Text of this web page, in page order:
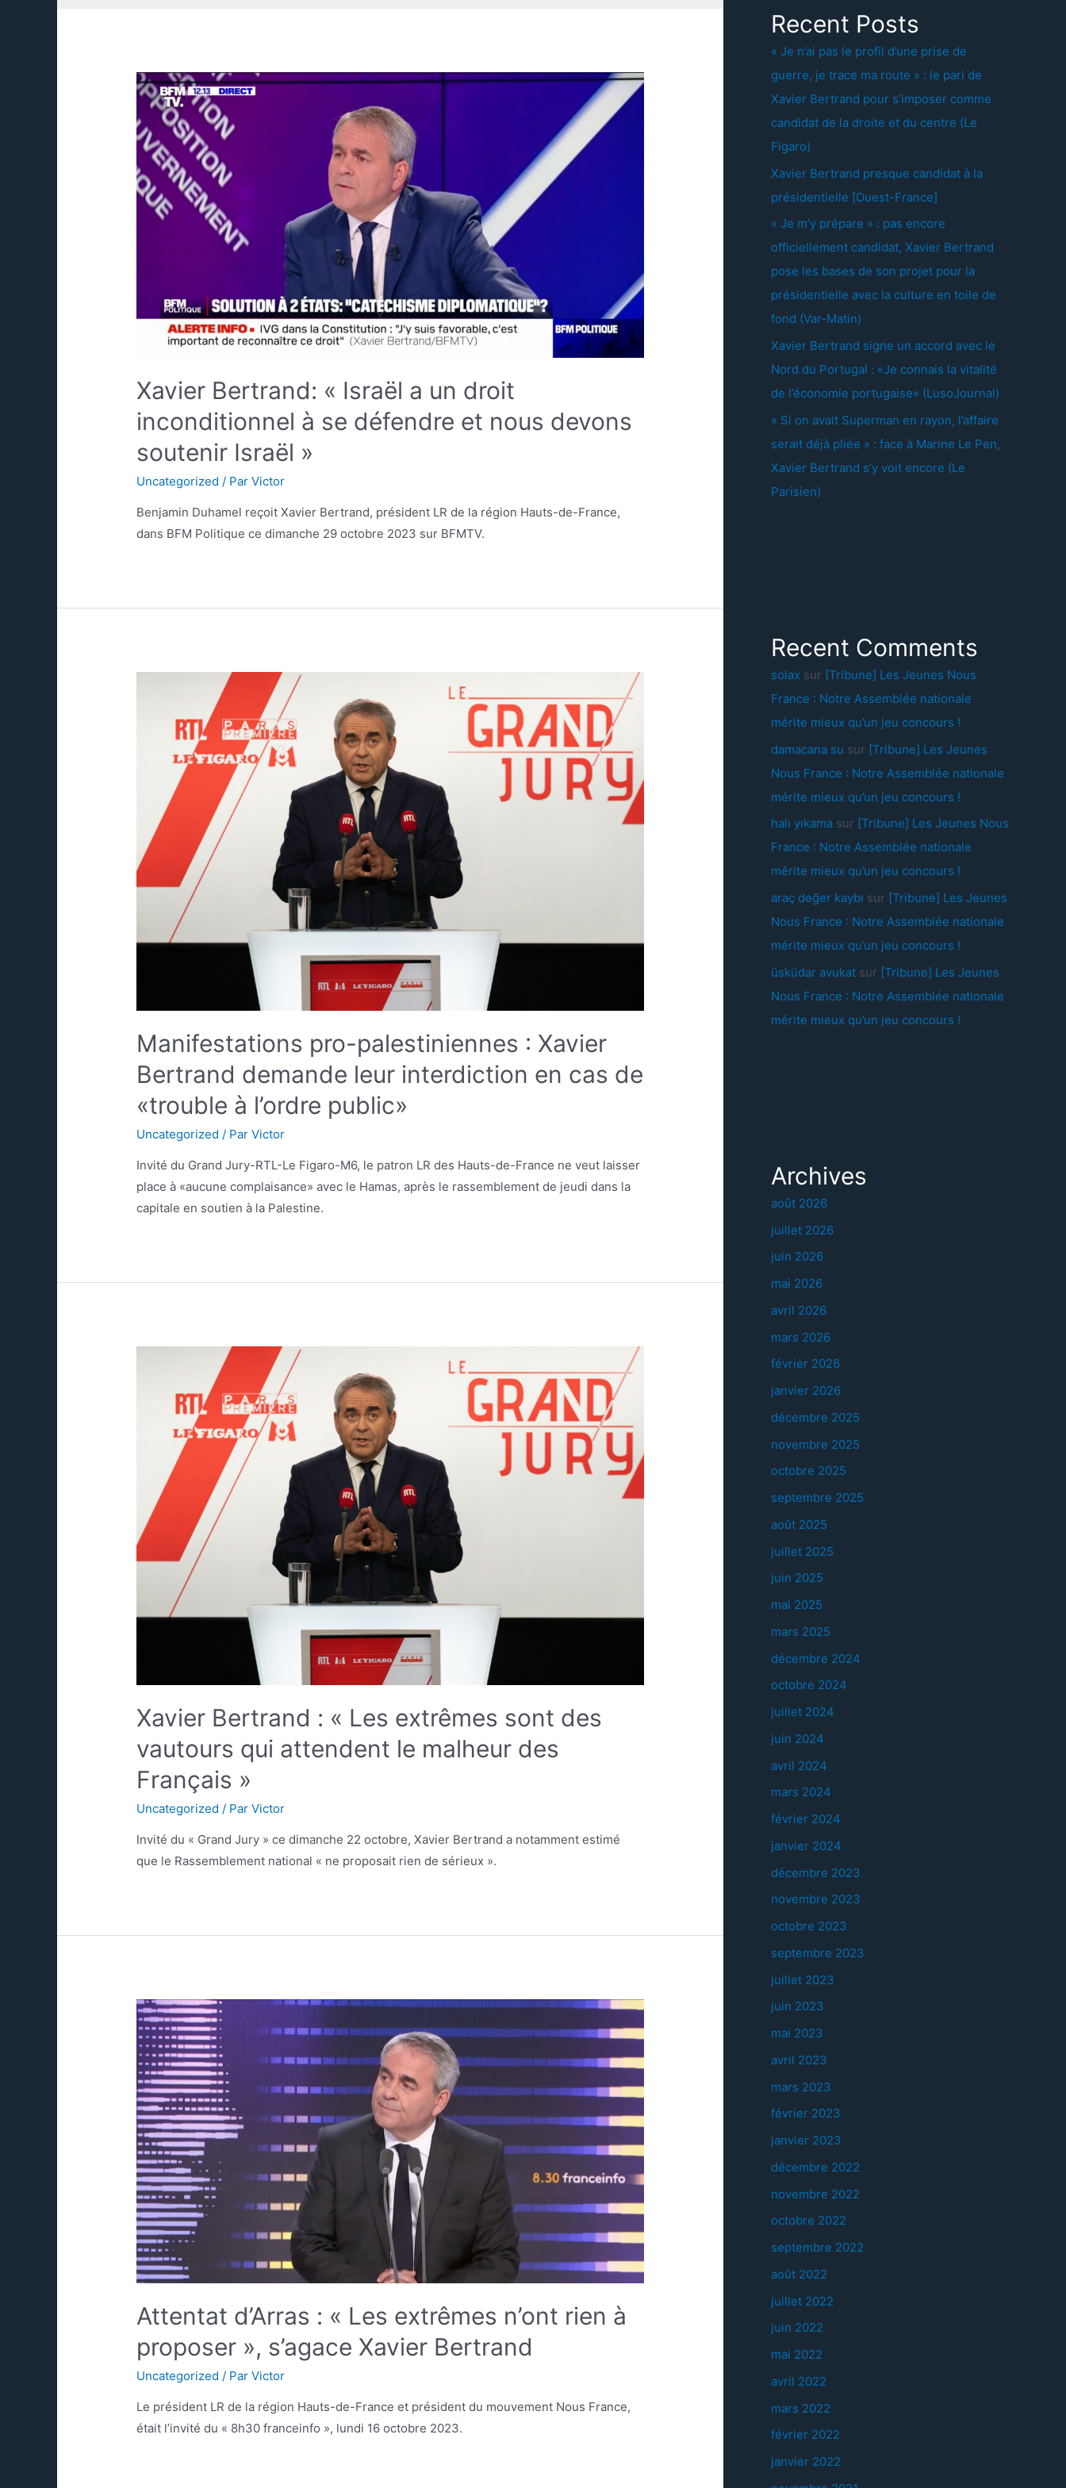
Xavier Bertrand: « Israël a un droit
inconditionnel à se défendre et nous devons
soutenir Israël »
Uncategorized / ParVictor
Benjamin Duhamel reçoit Xavier Bertrand, président LR de la région Hauts-de-France,
dans BFM Politique ce dimanche 29 octobre 2023 sur BFMTV.
Manifestations pro-palestiniennes : Xavier
Bertrand demande leur interdiction en cas de
«trouble à l’ordre public»
Uncategorized / ParVictor
Invité du Grand Jury-RTL-Le Figaro-M6, le patron LR des Hauts-de-France ne veut laisser
place à «aucune complaisance» avec le Hamas, après le rassemblement de jeudi dans la
capitale en soutien à la Palestine.
Xavier Bertrand : « Les extrêmes sont des
vautours qui attendent le malheur des
Français »
Uncategorized / ParVictor
Invité du « Grand Jury » ce dimanche 22 octobre, Xavier Bertrand a notamment estimé
que le Rassemblement national « ne proposait rien de sérieux ».
Attentat d’Arras : « Les extrêmes n’ont rien à
proposer », s’agace Xavier Bertrand
Uncategorized / ParVictor
Le président LR de la région Hauts-de-France et président du mouvement Nous France,
était l’invité du « 8h30 franceinfo », lundi 16 octobre 2023.
Recent Posts
« Je n’ai pas le profil d’une prise de
guerre, je trace ma route » : le pari de
Xavier Bertrand pour s’imposer comme
candidat de la droite et du centre (Le
Figaro)
Xavier Bertrand presque candidat à la
présidentielle [Ouest-France]
« Je m’y prépare » : pas encore
officiellement candidat, Xavier Bertrand
pose les bases de son projet pour la
présidentielle avec la culture en toile de
fond (Var-Matin)
Xavier Bertrand signe un accord avec le
Nord du Portugal : «Je connais la vitalité
de l’économie portugaise» (LusoJournal)
« Si on avait Superman en rayon, l’affaire
serait déjà pliée » : face à Marine Le Pen,
Xavier Bertrand s’y voit encore (Le
Parisien)
Recent Comments
solax sur [Tribune] Les Jeunes Nous
France : Notre Assemblée nationale
mérite mieux qu’un jeu concours !
damacana su sur [Tribune] Les Jeunes
Nous France : Notre Assemblée nationale
mérite mieux qu’un jeu concours !
halı yıkama sur [Tribune] Les Jeunes Nous
France : Notre Assemblée nationale
mérite mieux qu’un jeu concours !
araç değer kaybı sur [Tribune] Les Jeunes
Nous France : Notre Assemblée nationale
mérite mieux qu’un jeu concours !
üsküdar avukat sur [Tribune] Les Jeunes
Nous France : Notre Assemblée nationale
mérite mieux qu’un jeu concours !
Archives
août 2026
juillet 2026
juin 2026
mai 2026
avril 2026
mars 2026
février 2026
janvier 2026
décembre 2025
novembre 2025
octobre 2025
septembre 2025
août 2025
juillet 2025
juin 2025
mai 2025
mars 2025
décembre 2024
octobre 2024
juillet 2024
juin 2024
avril 2024
mars 2024
février 2024
janvier 2024
décembre 2023
novembre 2023
octobre 2023
septembre 2023
juillet 2023
juin 2023
mai 2023
avril 2023
mars 2023
février 2023
janvier 2023
décembre 2022
novembre 2022
octobre 2022
septembre 2022
août 2022
juillet 2022
juin 2022
mai 2022
avril 2022
mars 2022
février 2022
janvier 2022